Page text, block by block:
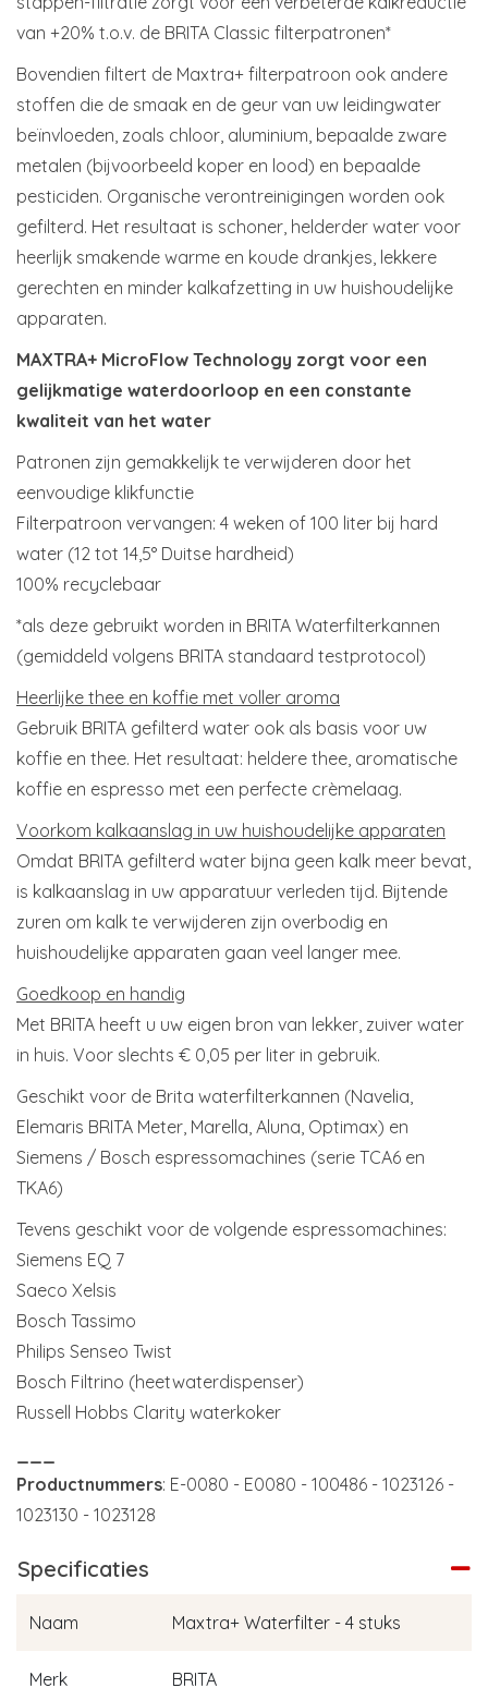
van +20% t.o.v. de BRITA Classic filterpatronen*
Bovendien filtert de Maxtra+ filterpatroon ook andere
stoffen die de smaak en de geur van uw leidingwater
beïnvloeden, zoals chloor, aluminium, bepaalde zware
metalen (bijvoorbeeld koper en lood) en bepaalde
pesticiden. Organische verontreinigingen worden ook
gefilterd. Het resultaat is schoner, helderder water voor
heerlijk smakende warme en koude drankjes, lekkere
gerechten en minder kalkafzetting in uw huishoudelijke
apparaten.
MAXTRA+ MicroFlow Technology zorgt voor een
gelijkmatige waterdoorloop en een constante
kwaliteit van het water
Patronen zijn gemakkelijk te verwijderen door het
eenvoudige klikfunctie
Filterpatroon vervangen: 4 weken of 100 liter bij hard
water (12 tot 14,5° Duitse hardheid)
100% recyclebaar
*als deze gebruikt worden in BRITA Waterfilterkannen
(gemiddeld volgens BRITA standaard testprotocol)
Heerlijke thee en koffie met voller aroma
Gebruik BRITA gefilterd water ook als basis voor uw
koffie en thee. Het resultaat: heldere thee, aromatische
koffie en espresso met een perfecte crèmelaag.
Voorkom kalkaanslag in uw huishoudelijke apparaten
Omdat BRITA gefilterd water bijna geen kalk meer bevat,
is kalkaanslag in uw apparatuur verleden tijd. Bijtende
zuren om kalk te verwijderen zijn overbodig en
huishoudelijke apparaten gaan veel langer mee.
Goedkoop en handig
Met BRITA heeft u uw eigen bron van lekker, zuiver water
in huis. Voor slechts € 0,05 per liter in gebruik.
Geschikt voor de Brita waterfilterkannen (Navelia,
Elemaris BRITA Meter, Marella, Aluna, Optimax) en
Siemens / Bosch espressomachines (serie TCA6 en
TKA6)
Tevens geschikt voor de volgende espressomachines:
Siemens EQ 7
Saeco Xelsis
Bosch Tassimo
Philips Senseo Twist
Bosch Filtrino (heetwaterdispenser)
Russell Hobbs Clarity waterkoker
Productnummers: E-0080 - E0080 - 100486 - 1023126 -
1023130 - 1023128
Specificaties
Naam Maxtra+ Waterfilter - 4 stuks
Merk BRITA